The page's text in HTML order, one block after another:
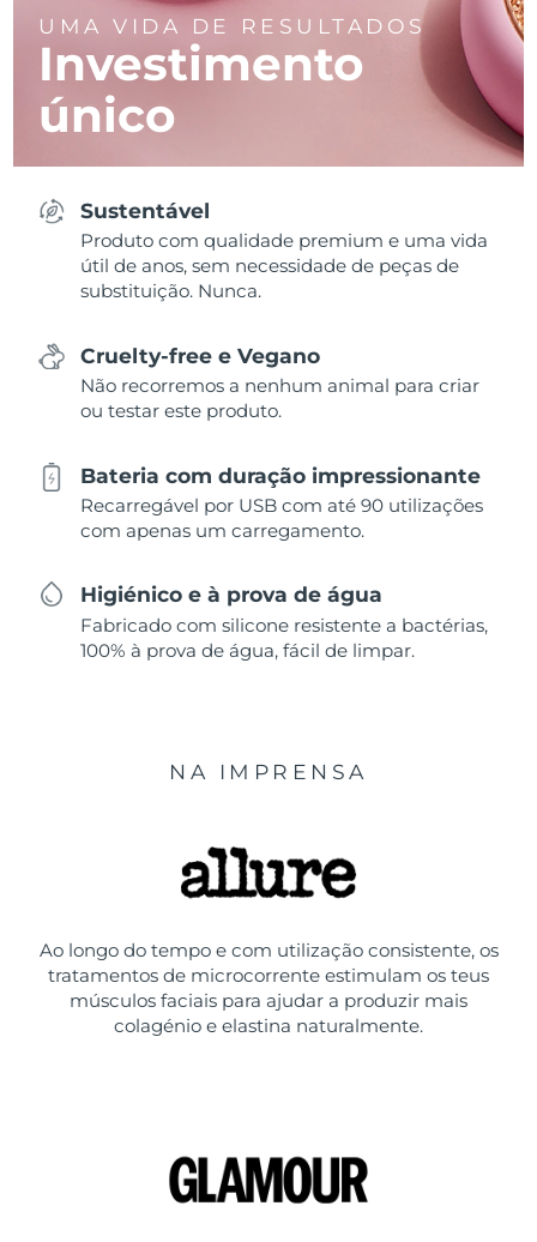
UMA VIDA DE RESULTADOS
Investimento
único
Sustentável
Produto com qualidade premium e uma vida
útil de anos, sem necessidade de peças de
substituição. Nunca.
Cruelty-free e Vegano
Não recorremos a nenhum animal para criar
ou testar este produto.
Bateria com duração impressionante
Recarregável por USB com até 90 utilizações
com apenas um carregamento.
Higiénico e à prova de água
Fabricado com silicone resistente a bactérias,
100% à prova de água, fácil de limpar.
NA IMPRENSA
Ao longo do tempo e com utilização consistente, os
tratamentos de microcorrente estimulam os teus
músculos faciais para ajudar a produzir mais
colagénio e elastina naturalmente.